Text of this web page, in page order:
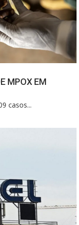
MPOX EM
casos...